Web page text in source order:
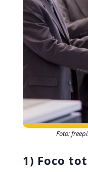
Foto:
1) Foco